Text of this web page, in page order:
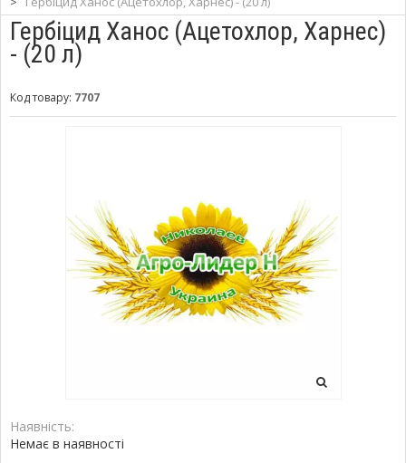
Гербіцид Ханос (Ацетохлор, Харнес)
- (20 л)
Код товару: 7707
Наявність:
Немає в наявності